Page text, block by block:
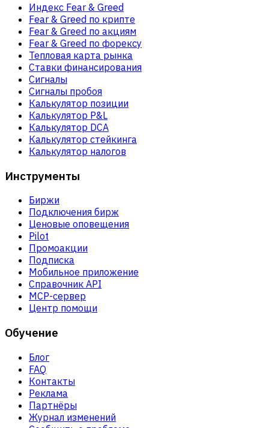
Индекс Fear & Greed
Fear & Greed по крипте
Fear & Greed по акциям
Fear & Greed по форексу
Тепловая карта рынка
Ставки финансирования
Сигналы
Сигналы пробоя
Калькулятор позиции
Калькулятор P&L
Калькулятор DCA
Калькулятор стейкинга
Калькулятор налогов
Инструменты
Биржи
Подключения бирж
Ценовые оповещения
Pilot
Промоакции
Подписка
Мобильное приложение
Справочник API
MCP-сервер
Центр помощи
Обучение
Блог
FAQ
Контакты
Реклама
Партнёры
Журнал изменений